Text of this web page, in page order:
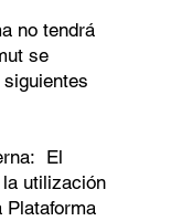
no tendrá
se
El
utilización
Plataforma